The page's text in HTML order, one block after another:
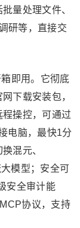
量处理文件、
研等，直接交
即用。它彻底
下载安装包，
操控，可通过
电脑，最快1分
混元、
模型；安全可
安全审计能
协议，支持